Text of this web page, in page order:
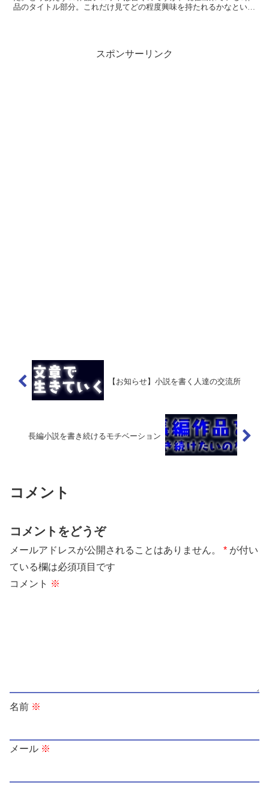
品のタイトル部分。これだけ見てどの程度興味を持たれるかなという
スポンサーリンク
【お知らせ】小説を書く人達の交流所
長編小説を書き続けるモチベーション
コメント
コメントをどうぞ
メールアドレスが公開されることはありません。 * が付い
ている欄は必須項目です
コメント ※
名前 ※
メール ※